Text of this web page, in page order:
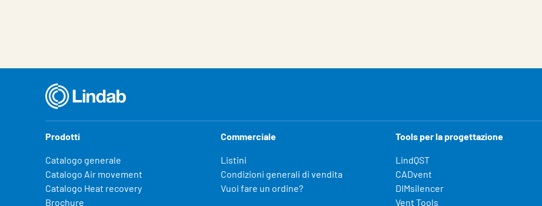
Prodotti
Catalogo generale
Catalogo Air movement
Catalogo Heat recovery
Brochure
Commerciale
Listini
Condizioni generali di vendita
Vuoi fare un ordine?
Tools per la progettazione
LindQST
CADvent
DIMsilencer
Vent Tools